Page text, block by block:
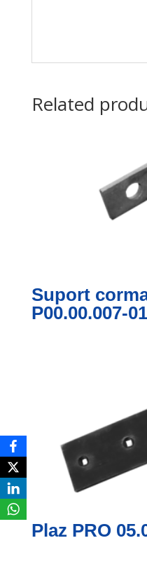
Related
Suport
P00.00.007-01
Plaz PRO